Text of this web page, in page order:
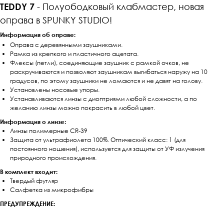
TEDDY 7 - Полуободковый клабмастер, новая
оправа в SPUNKY STUDIO!
Информация об оправе:
Оправа с деревянными заушниками.
Рамка из крепкого и пластичного ацетата.
Флексы (петли), соединяющие заушник с рамкой очков, не
раскручиваются и позволяют заушникам выгибаться наружу на 10
градусов, по этому заушники не ломаются и не давят на голову.
Установлены носовые упоры.
Устанавливаются линзы с диоптриями любой сложности, а по
желанию линзы можно покрасить в любой цвет.
Информация о линзе:
Линзы полимерные CR-39
Защита от ультрафиолета 100%. Оптический класс: 1 (для
постоянного ношения), используется для защиты от УФ излучения
природного происхождения.
В комплект входит:
Твердый футляр
Салфетка из микрофибры
ПРЕДУПРЕЖДЕНИЕ: